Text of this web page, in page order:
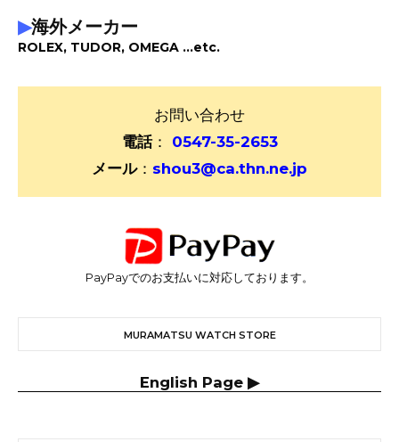
▶海外メーカー
ROLEX, TUDOR, OMEGA ...etc.
お問い合わせ
電話：
0547-35-2653
メール： shou3@ca.thn.ne.jp
PayPayでのお支払いに対応しております。
MURAMATSU WATCH STORE
English Page ▶